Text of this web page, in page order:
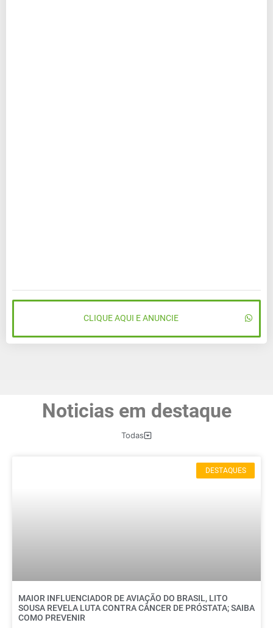
CLIQUE AQUI E ANUNCIE
Noticias em destaque
Todas
DESTAQUES
MAIOR INFLUENCIADOR DE AVIAÇÃO DO BRASIL, LITO
SOUSA REVELA LUTA CONTRA CÂNCER DE PRÓSTATA; SAIBA
COMO PREVENIR